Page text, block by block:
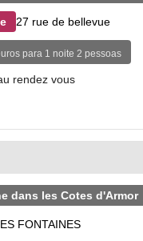
27 rue de bellevue
para 1 noite 2 pessoas
rendez vous
dans les Cotes d'Armor
FONTAINES